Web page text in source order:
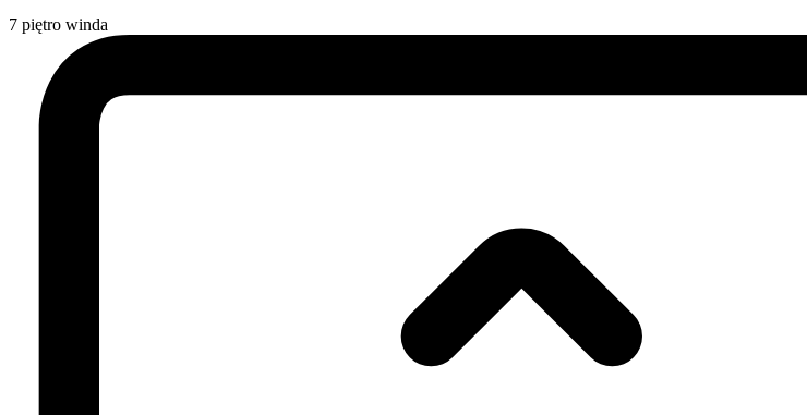
7 piętro winda